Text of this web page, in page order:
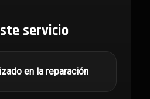
servicio
en la reparación